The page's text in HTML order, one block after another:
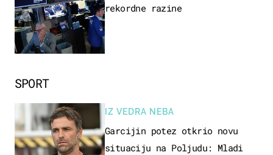
SPORT
IZ VEDRA NEBA
Garcijin potez otkrio novu
situaciju na Poljudu: Mladi
rekordne razine